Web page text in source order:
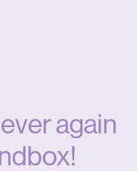
again